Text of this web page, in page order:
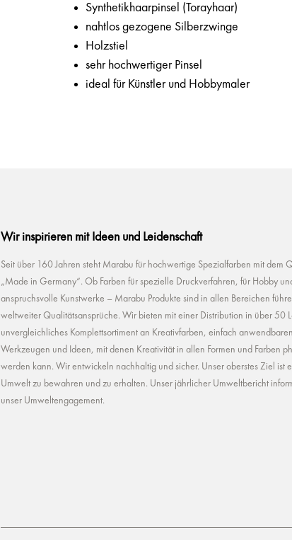
Synthetikhaarpinsel (Torayhaar)
nahtlos gezogene Silberzwinge
Holzstiel
sehr hochwertiger Pinsel
ideal für Künstler und Hobbymaler
Wir inspirieren mit Ideen und Leidenschaft
Seit über 160 Jahren steht Marabu für hochwertige Spezialfarben mit dem
„Made in Germany“. Ob Farben für spezielle Druckverfahren, für Hobby
anspruchsvolle Kunstwerke – Marabu Produkte sind in allen Bereichen
weltweiter Qualitätsansprüche. Wir bieten mit einer Distribution in über 50
unvergleichliches Komplettsortiment an Kreativfarben, einfach
Werkzeugen und Ideen, mit denen Kreativität in allen Formen und Farben
werden kann. Wir entwickeln nachhaltig und sicher. Unser oberstes Ziel ist
Umwelt zu bewahren und zu erhalten. Unser jährlicher Umweltbericht
unser Umweltengagement.